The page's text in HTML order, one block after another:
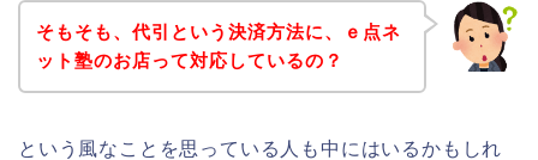
そもそも、代引という決済方法に、ｅ点ネ
ット塾のお店って対応しているの？
という風なことを思っている人も中にはいるかもしれ